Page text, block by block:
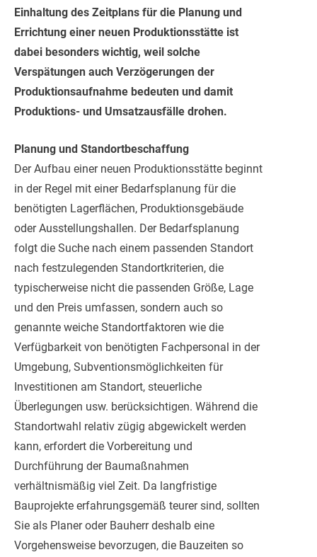
Einhaltung des Zeitplans für die Planung und
Errichtung einer neuen Produktionsstätte ist
dabei besonders wichtig, weil solche
Verspätungen auch Verzögerungen der
Produktionsaufnahme bedeuten und damit
Produktions- und Umsatzausfälle drohen.
Planung und Standortbeschaffung
Der Aufbau einer neuen Produktionsstätte beginnt
in der Regel mit einer Bedarfsplanung für die
benötigten Lagerflächen, Produktionsgebäude
oder Ausstellungshallen. Der Bedarfsplanung
folgt die Suche nach einem passenden Standort
nach festzulegenden Standortkriterien, die
typischerweise nicht die passenden Größe, Lage
und den Preis umfassen, sondern auch so
genannte weiche Standortfaktoren wie die
Verfügbarkeit von benötigten Fachpersonal in der
Umgebung, Subventionsmöglichkeiten für
Investitionen am Standort, steuerliche
Überlegungen usw. berücksichtigen. Während die
Standortwahl relativ zügig abgewickelt werden
kann, erfordert die Vorbereitung und
Durchführung der Baumaßnahmen
verhältnismäßig viel Zeit. Da langfristige
Bauprojekte erfahrungsgemäß teurer sind, sollten
Sie als Planer oder Bauherr deshalb eine
Vorgehensweise bevorzugen, die Bauzeiten so